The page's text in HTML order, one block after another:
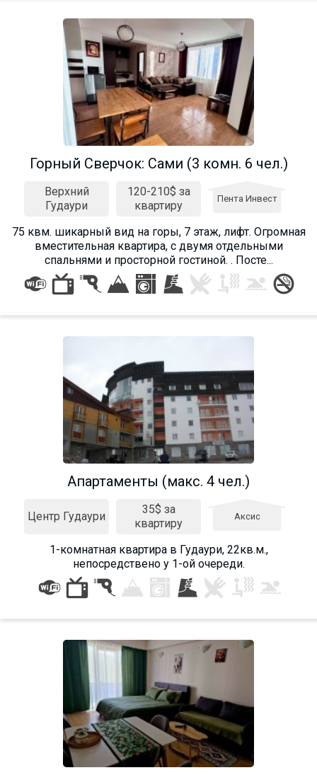
Горный Сверчок: Cами (3 комн. 6 чел.)
Верхний
Гудаури
120-210$ за
квартиру
Пента Инвест
75 квм. шикарный вид на горы, 7 этаж, лифт. Огромная
вместительная квартира, с двумя отдельными
спальнями и просторной гостиной. . Посте...
Апартаменты (макс. 4 чел.)
Центр Гудаури
35$ за
квартиру
Аксис
1-комнатная квартира в Гудаури, 22кв.м.,
непосредствено у 1-ой очереди.